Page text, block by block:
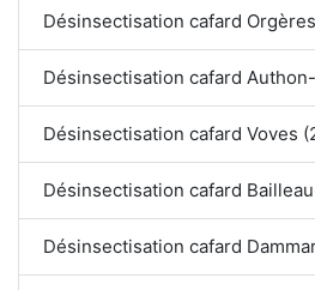
Désinsectisation cafard
Désinsectisation cafard
Désinsectisation cafard Voves
Désinsectisation cafard
Désinsectisation cafard